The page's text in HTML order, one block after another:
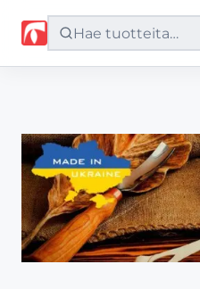
Tuotteet
Palvelut
Yritys